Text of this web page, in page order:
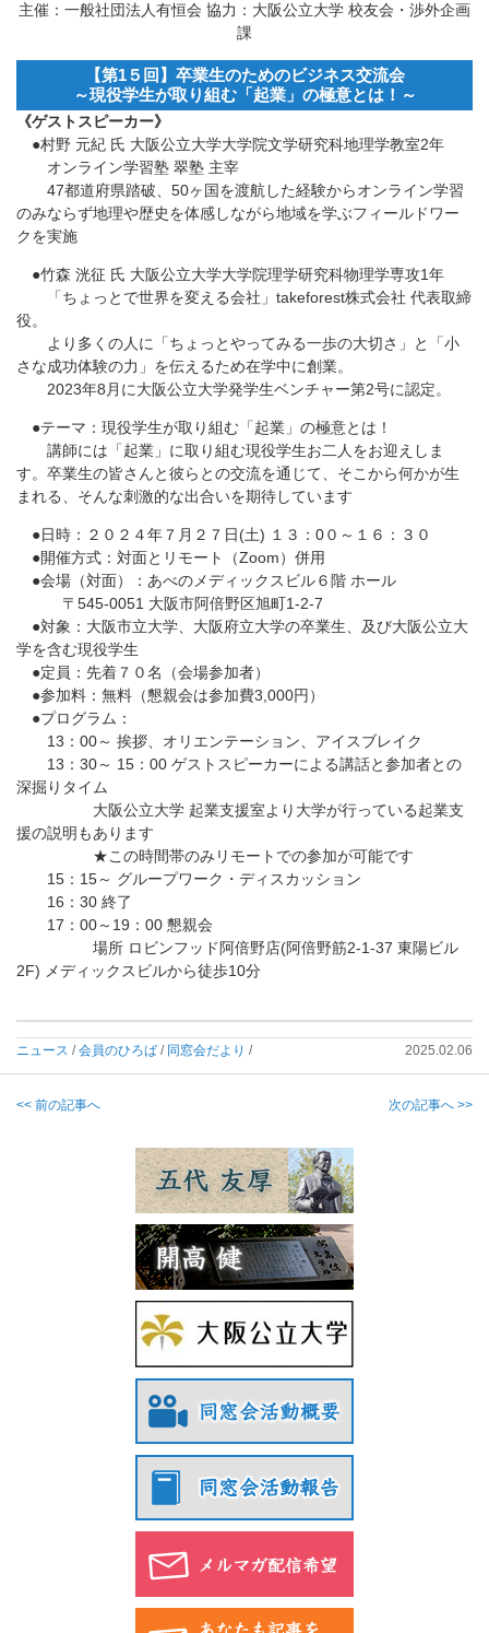
主催：一般社団法人有恒会 協力：大阪公立大学 校友会・渉外企画
課
【第1５回】卒業生のためのビジネス交流会
～現役学生が取り組む「起業」の極意とは！～
《ゲストスピーカー》
●村野 元紀 氏 大阪公立大学大学院文学研究科地理学教室2年
オンライン学習塾 翠塾 主宰
47都道府県踏破、50ヶ国を渡航した経験からオンライン学習
のみならず地理や歴史を体感しながら地域を学ぶフィールドワー
クを実施
●竹森 洸征 氏 大阪公立大学大学院理学研究科物理学専攻1年
「ちょっとで世界を変える会社」takeforest株式会社 代表取締
役。
より多くの人に「ちょっとやってみる一歩の大切さ」と「小
さな成功体験の力」を伝えるため在学中に創業。
2023年8月に大阪公立大学発学生ベンチャー第2号に認定。
●テーマ：現役学生が取り組む「起業」の極意とは！
講師には「起業」に取り組む現役学生お二人をお迎えしま
す。卒業生の皆さんと彼らとの交流を通じて、そこから何かが生
まれる、そんな刺激的な出合いを期待しています
●日時：２０２４年７月２７日(土) １３：0０～１６：３０
●開催方式：対面とリモート（Zoom）併用
●会場（対面）：あべのメディックスビル６階 ホール
〒545-0051 大阪市阿倍野区旭町1-2-7
●対象：大阪市立大学、大阪府立大学の卒業生、及び大阪公立大
学を含む現役学生
●定員：先着７０名（会場参加者）
●参加料：無料（懇親会は参加費3,000円）
●プログラム：
13：00～ 挨拶、オリエンテーション、アイスブレイク
13：30～ 15：00 ゲストスピーカーによる講話と参加者との
深掘りタイム
大阪公立大学 起業支援室より大学が行っている起業支
援の説明もあります
★この時間帯のみリモートでの参加が可能です
15：15～ グループワーク・ディスカッション
16：30 終了
17：00～19：00 懇親会
場所 ロビンフッド阿倍野店(阿倍野筋2-1-37 東陽ビル
2F) メディックスビルから徒歩10分
ニュース /会員のひろば / 同窓会だより / 2025.02.06
<< 前の記事へ 次の記事へ >>